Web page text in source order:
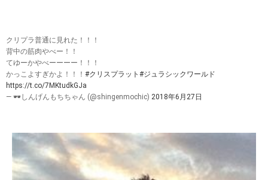
クリプラ普通に見れた！！！
背中の筋肉やべー！！
てゆーかやべーーーー！！！
かっこよすぎかよ！！！ #クリスプラット #ジュラシックワールド
https://t.co/7MKtudkGJa
— 🕶しんげんもちちゃん (@shingenmochic) 2018年6月27日